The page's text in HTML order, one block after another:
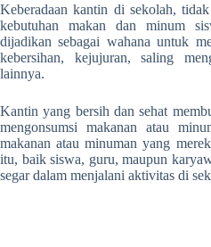
Keberadaan kantin di sekolah,
kebutuhan makan dan minum
dijadikan sebagai wahana untuk
kebersihan, kejujuran, saling
lainnya.
Kantin yang bersih dan sehat
mengonsumsi makanan atau
makanan atau minuman yang
itu, baik siswa, guru, maupun
segar dalam menjalani aktivitas di